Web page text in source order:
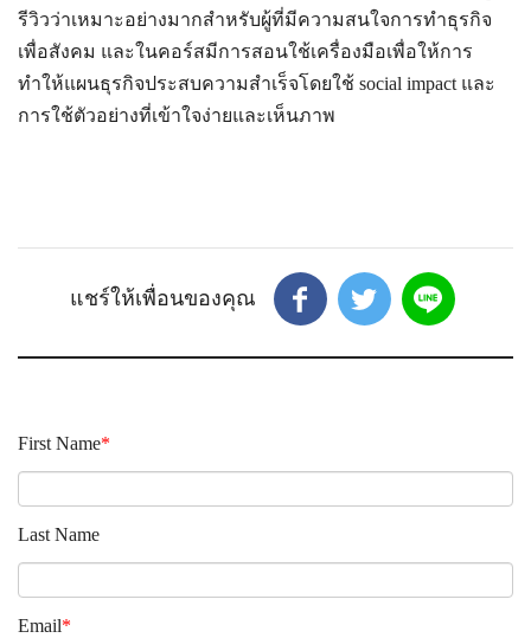
รีวิวว่าเหมาะอย่างมากสำหรับผู้ที่มีความสนใจการทำธุรกิจ
เพื่อสังคม และในคอร์สมีการสอนใช้เครื่องมือเพื่อให้การ
ทำให้แผนธุรกิจประสบความสำเร็จโดยใช้ social impact และ
การใช้ตัวอย่างที่เข้าใจง่ายและเห็นภาพ
First Name*
Last Name
Email*